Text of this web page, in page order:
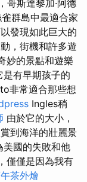
哥斯達黎加·阿德
群島中最適合家
發現如此巨大的
，街機和許多遊
妙的景點和遊樂
有早期孩子的
非常適合那些想
Ingles稍
由於它的大小，
到海洋的壯麗景
美國的失敗和他
僅僅是因為我有
茶外燴